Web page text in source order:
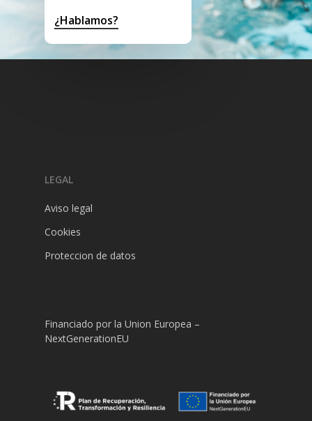
¿Hablamos?
LEGAL
Aviso legal
Cookies
Proteccion de datos
Financiado por la Union Europea –
NextGenerationEU